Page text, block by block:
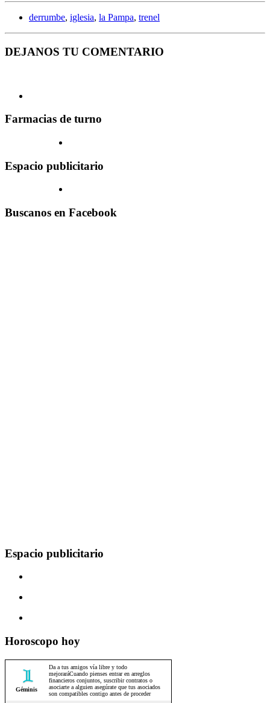
derrumbe, iglesia, la Pampa, trenel
DEJANOS TU COMENTARIO
Farmacias de turno
Espacio publicitario
Buscanos en Facebook
Espacio publicitario
Horoscopo hoy